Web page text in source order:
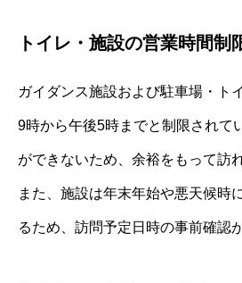
トイレ・施設の営業時間制
ガイダンス施設および駐車場・ト
9時から午後5時までと制限されて
ができないため、余裕をもって訪
また、施設は年末年始や悪天候時
るため、訪問予定日時の事前確認